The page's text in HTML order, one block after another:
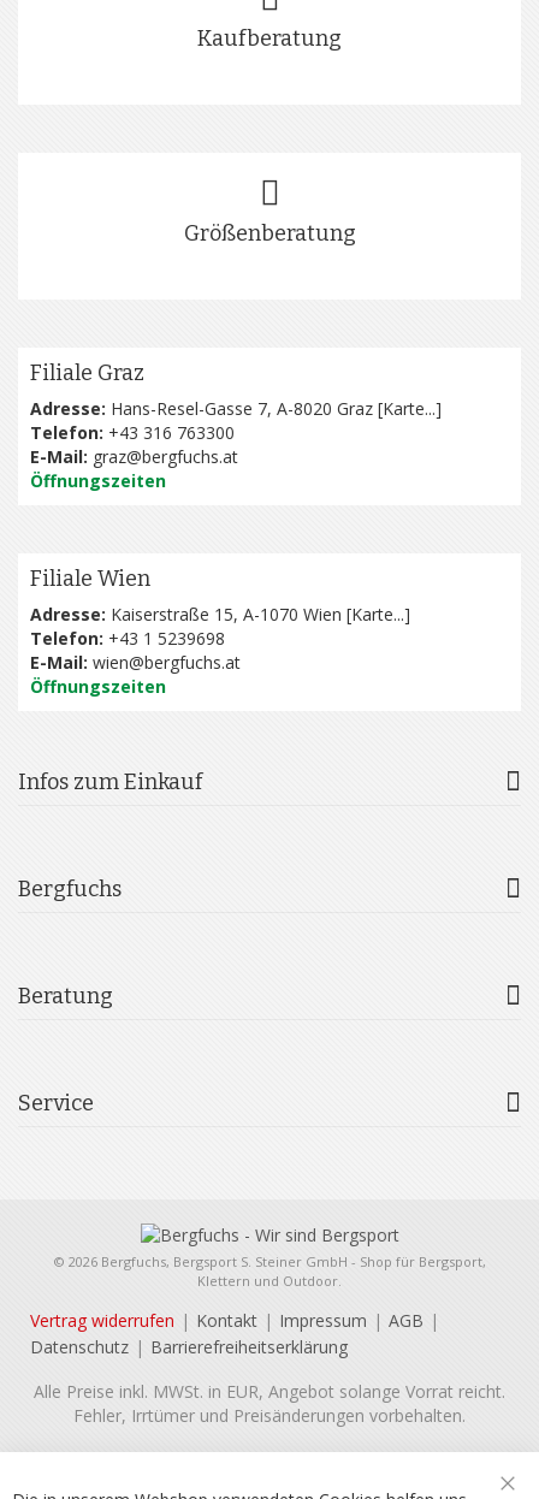
Kaufberatung
Größenberatung
Filiale Graz
Adresse: Hans-Resel-Gasse 7, A-8020 Graz [Karte...]
Telefon: +43 316 763300
E-Mail: graz@bergfuchs.at
Öffnungszeiten
Filiale Wien
Adresse: Kaiserstraße 15, A-1070 Wien [Karte...]
Telefon: +43 1 5239698
E-Mail: wien@bergfuchs.at
Öffnungszeiten
Infos zum Einkauf
Bergfuchs
Beratung
Service
© 2026 Bergfuchs, Bergsport S. Steiner GmbH - Shop für Bergsport,
Klettern und Outdoor.
Vertrag widerrufen Kontakt Impressum
AGB
Datenschutz
Barrierefreiheitserklärung
Alle Preise inkl. MWSt. in EUR, Angebot solange Vorrat reicht.
Fehler, Irrtümer und Preisänderungen vorbehalten.